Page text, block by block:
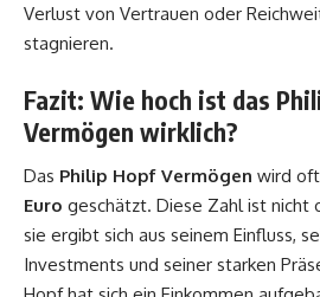
Verlust von Vertrauen oder
stagnieren.
Fazit: Wie hoch ist das
Vermögen wirklich?
Das Philip Hopf Vermögen wird
Euro geschätzt. Diese Zahl ist
sie ergibt sich aus seinem Einfluss,
Investments und seiner starken